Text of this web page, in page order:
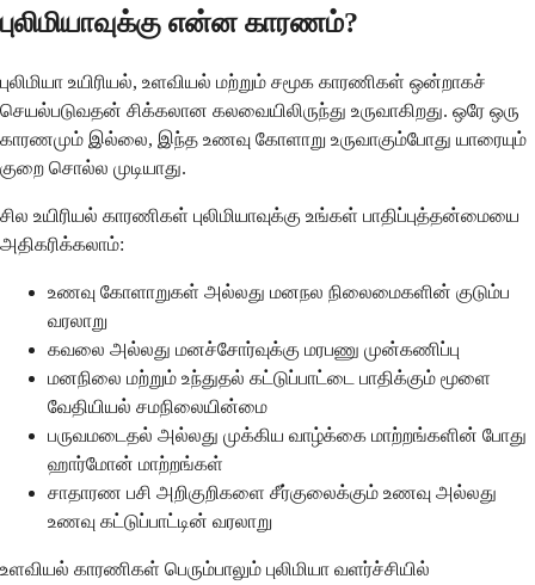
புலிமியாவுக்கு என்ன காரணம்?
புலிமியா உயிரியல், உளவியல் மற்றும் சமூக காரணிகள் ஒன்றாகச்
செயல்படுவதன் சிக்கலான கலவையிலிருந்து உருவாகிறது. ஒரே ஒரு
காரணமும் இல்லை, இந்த உணவு கோளாறு உருவாகும்போது யாரையும்
குறை சொல்ல முடியாது.
சில உயிரியல் காரணிகள் புலிமியாவுக்கு உங்கள் பாதிப்புத்தன்மையை
அதிகரிக்கலாம்:
உணவு கோளாறுகள் அல்லது மனநல நிலைமைகளின் குடும்ப
வரலாறு
கவலை அல்லது மனச்சோர்வுக்கு மரபணு முன்கணிப்பு
மனநிலை மற்றும் உந்துதல் கட்டுப்பாட்டை பாதிக்கும் மூளை
வேதியியல் சமநிலையின்மை
பருவமடைதல் அல்லது முக்கிய வாழ்க்கை மாற்றங்களின் போது
ஹார்மோன் மாற்றங்கள்
சாதாரண பசி அறிகுறிகளை சீர்குலைக்கும் உணவு அல்லது
உணவு கட்டுப்பாட்டின் வரலாறு
உளவியல் காரணிகள் பெரும்பாலும் புலிமியா வளர்ச்சியில்